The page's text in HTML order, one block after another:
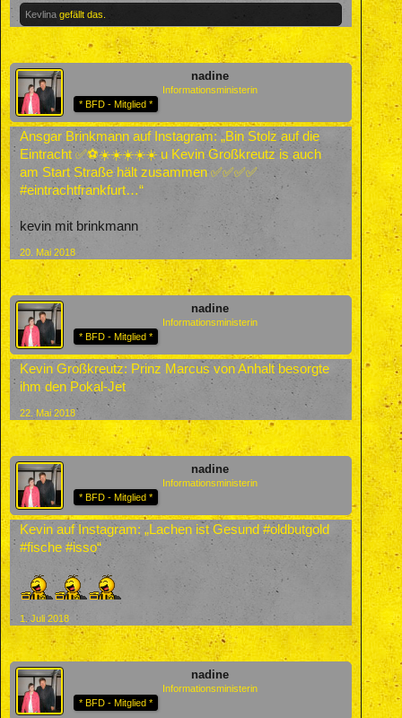
Kevlina gefällt das.
nadine
Informationsministerin
* BFD - Mitglied *
Ansgar Brinkmann auf Instagram: „Bin Stolz auf die
Eintracht ✅⚽️☀️☀️☀️☀️☀️ u Kevin Großkreutz is auch
am Start Straße hält zusammen ✅✅✅✅
#eintrachtfrankfurt…“
kevin mit brinkmann
20. Mai 2018
nadine
Informationsministerin
* BFD - Mitglied *
Kevin Großkreutz: Prinz Marcus von Anhalt besorgte
ihm den Pokal-Jet
22. Mai 2018
nadine
Informationsministerin
* BFD - Mitglied *
Kevin auf Instagram: „Lachen ist Gesund #oldbutgold
#fische #isso“
1. Juli 2018
nadine
Informationsministerin
* BFD - Mitglied *